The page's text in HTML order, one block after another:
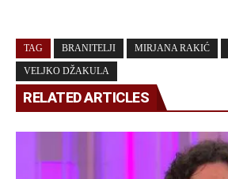
TAG BRANITELJI MIRJANA RAKIĆ
VELJKO DŽAKULA
RELATED ARTICLES